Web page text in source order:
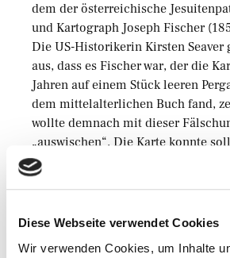
Diese Webseite verwendet Cookies
Wir verwenden Cookies, um Inhalte
dem der österreichische
und Kartograph Joseph Fischer
Die US-Historikerin Kirsten Seaver
aus, dass es Fischer war, der die
Jahren auf einem Stück leeren
dem mittelalterlichen Buch fand,
wollte demnach mit dieser
„auswischen“. Die Karte konnte
dienen, dass zwar normannische,
der Nazis arische, Seefahrer
katholischen Kirche taten. Die